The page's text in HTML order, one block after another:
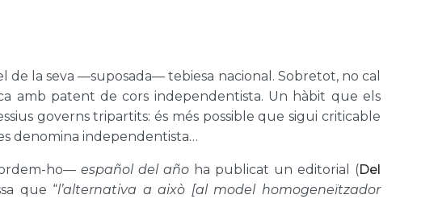
de la seva —suposada— tebiesa nacional. Sobretot, no cal
amb patent de cors independentista. Un hàbit que els
governs tripartits: és més possible que sigui criticable
denomina independentista…
ho— español del año ha publicat un editorial (Del
que “l’alternativa a això [al model homogeneïtzador